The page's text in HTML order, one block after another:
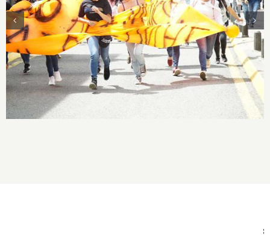
Proyecto: Acompañamiento lúdico-educativo a
niños, niñas y adolescentes en situación de
vulnerabilidad